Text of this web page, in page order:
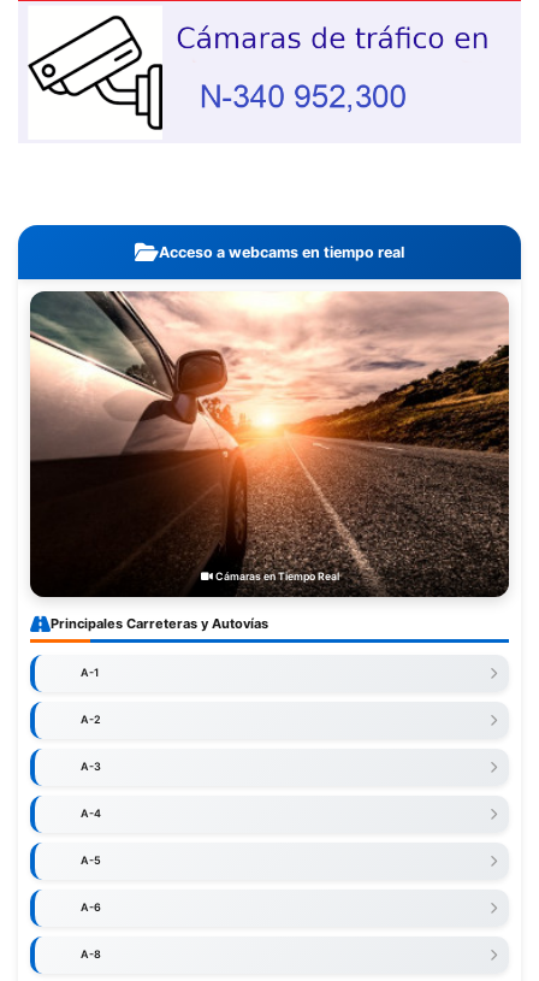
Acceso a webcams en tiempo real
Cámaras en Tiempo Real
Principales Carreteras y Autovías
A-1
A-2
A-3
A-4
A-5
A-6
A-8